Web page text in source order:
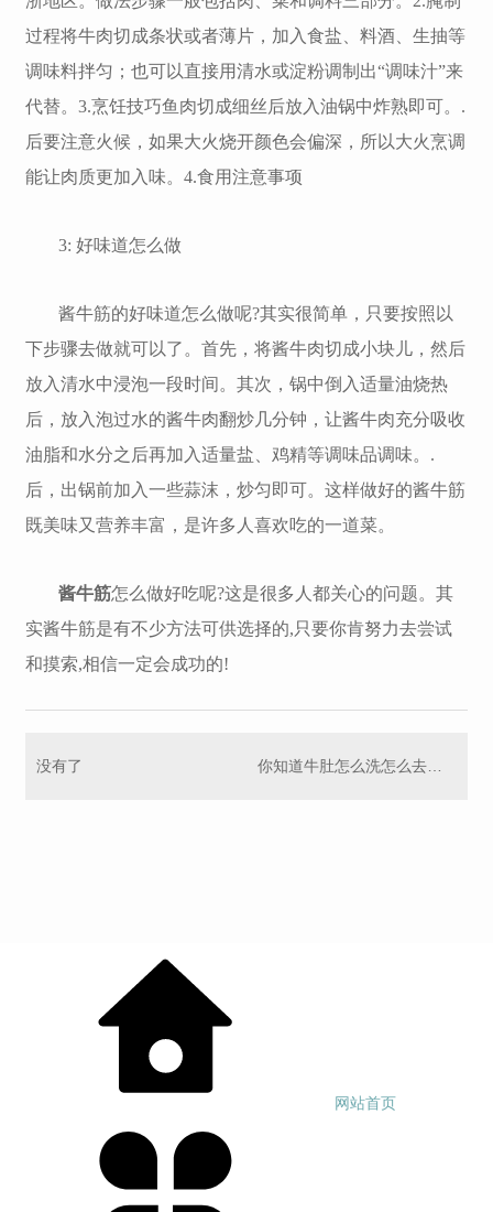
过程将牛肉切成条状或者薄片，加入食盐、料酒、生抽等
调味料拌匀；也可以直接用清水或淀粉调制出“调味汁”来
代替。3.烹饪技巧鱼肉切成细丝后放入油锅中炸熟即可。.
后要注意火候，如果大火烧开颜色会偏深，所以大火烹调
能让肉质更加入味。4.食用注意事项
3: 好味道怎么做
酱牛筋的好味道怎么做呢?其实很简单，只要按照以
下步骤去做就可以了。首先，将酱牛肉切成小块儿，然后
放入清水中浸泡一段时间。其次，锅中倒入适量油烧热
后，放入泡过水的酱牛肉翻炒几分钟，让酱牛肉充分吸收
油脂和水分之后再加入适量盐、鸡精等调味品调味。.
后，出锅前加入一些蒜沫，炒匀即可。这样做好的酱牛筋
既美味又营养丰富，是许多人喜欢吃的一道菜。
酱牛筋怎么做好吃呢?这是很多人都关心的问题。其
实酱牛筋是有不少方法可供选择的,只要你肯努力去尝试
和摸索,相信一定会成功的!
没有了
网站首页